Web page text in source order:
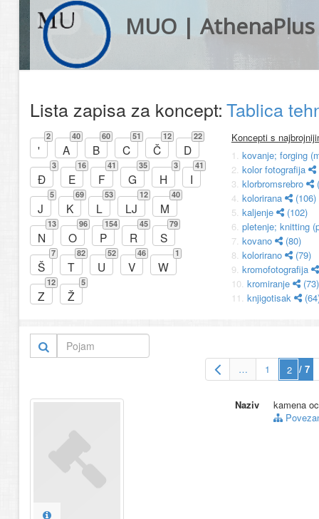
MUO | AthenaPlus
Lista zapisa za koncept:Tablica
'
2
A
40
B
60
C
51
Č
12
D
22
Đ
3
E
16
F
41
G
35
H
3
I
41
J
5
K
69
L
53
LJ
12
M
40
N
13
O
96
P
154
R
45
S
79
Š
7
T
82
U
52
V
46
W
1
Z
12
Ž
5
Koncepti s
1. kovanje; forging
2. kolor fotografija
3. klorbromsrebro
4. kolorirana
(106)
5. kaljenje
(102)
6. pletenje; knitting
7. kovano
(80)
8. kolorirano
(79)
9. kromofotografija
10. kromiranje
(73)
11. knjigotisak
15. kolor print (54)
Više… (69)
… 1 / 7
Naziv
kamena